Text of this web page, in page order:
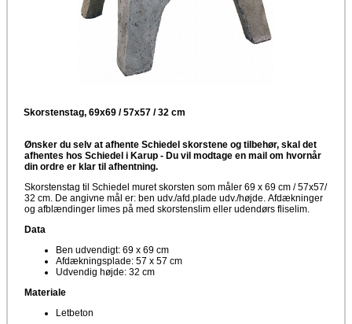
Skorstenstag, 69x69 / 57x57 / 32 cm
Ønsker du selv at afhente Schiedel skorstene og tilbehør, skal det
afhentes hos Schiedel i Karup - Du vil modtage en mail om hvornår
din ordre er klar til afhentning.
Skorstenstag til Schiedel muret skorsten som måler 69 x 69 cm / 57x57/
32 cm. De angivne mål er: ben udv./afd.plade udv./højde. Afdækninger
og afblændinger limes på med skorstenslim eller udendørs fliselim.
Data
Ben udvendigt: 69 x 69 cm
Afdækningsplade: 57 x 57 cm
Udvendig højde: 32 cm
Materiale
Letbeton